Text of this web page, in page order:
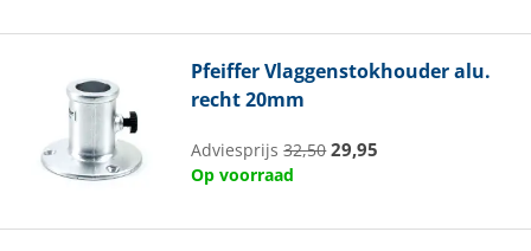
PfeifferVlaggenstokhouder alu.
recht 20mm
Adviesprijs32,50 29,95
Op voorraad